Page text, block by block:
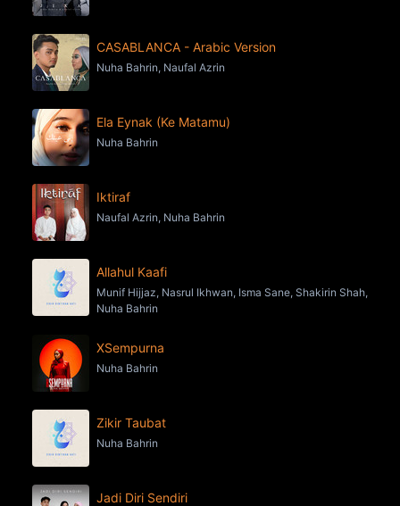
CASABLANCA - Arabic Version
Nuha Bahrin, Naufal Azrin
Ela Eynak (Ke Matamu)
Nuha Bahrin
Iktiraf
Naufal Azrin, Nuha Bahrin
Allahul Kaafi
Munif Hijjaz, Nasrul Ikhwan, Isma Sane, Shakirin Shah,
Nuha Bahrin
XSempurna
Nuha Bahrin
Zikir Taubat
Nuha Bahrin
Jadi Diri Sendiri